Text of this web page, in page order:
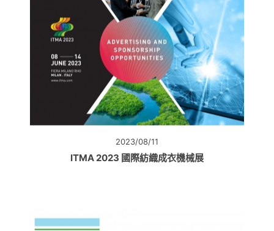
2023/08/11
ITMA 2023 國際紡織成衣機械展